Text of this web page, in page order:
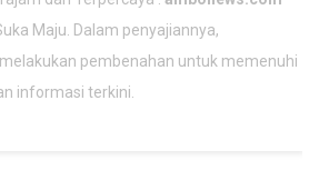
Maju. Dalam penyajiannya,
pembenahan untuk memenuhi
informasi terkini.